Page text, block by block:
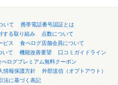
いて
携帯電話番号認証とは
する取り組み
点数について
ビス
食べログ店舗会員について
いて
機能改善要望
口コミガイドライン
べログプレミアム無料クーポン
情報保護方針
外部送信（オプトアウト）
法に基づく表記